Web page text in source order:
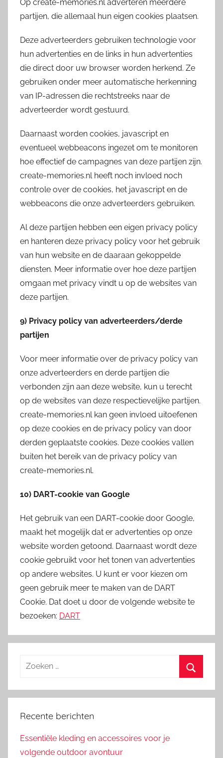
Op create-memories.nl adverteren meerdere
partijen, die allemaal hun eigen cookies plaatsen.
Deze adverteerders gebruiken technologie voor
hun advertenties en de links in hun advertenties
die direct door uw browser worden herkend. Ze
gebruiken onder meer automatische herkenning
van IP-adressen die rechtstreeks naar de
adverteerder wordt gestuurd.
Daarnaast worden cookies, javascript en
eventueel webbeacons ingezet om te monitoren
hoe effectief de campagnes van deze partijen zijn.
create-memories.nl heeft noch invloed noch
controle over de cookies, het javascript en de
webbeacons die onze adverteerders gebruiken.
Al deze partijen hebben een eigen privacy policy
en hanteren deze privacy policy voor het gebruik
van hun website en de daaraan gekoppelde
diensten. Meer informatie over hoe deze partijen
omgaan met privacy vindt u op de websites van
deze partijen.
9) Privacy policy van adverteerders/derde
partijen
Voor meer informatie over de privacy policy van
onze adverteerders en derde partijen die
verbonden zijn aan deze website, kun u terecht
op de websites van deze respectievelijke partijen.
create-memories.nl kan geen invloed uitoefenen
op deze cookies en de privacy policy van door
derden geplaatste cookies. Deze cookies vallen
buiten het bereik van de privacy policy van
create-memories.nl.
10) DART-cookie van Google
Het gebruik van een DART-cookie door Google,
maakt het mogelijk dat er advertenties op onze
website worden getoond. Daarnaast wordt deze
cookie gebruikt voor het tonen van advertenties
op andere websites. U kunt er voor kiezen om
geen gebruik meer te maken van de DART
Cookie. Dat doet u door de volgende website te
bezoeken: DART
Zoeken
Recente berichten
Essentiële kleding en accessoires voor je
volgende outdoor avontuur